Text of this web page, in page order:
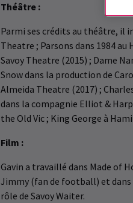
Théâtre :
Parmi ses crédits au théâtre, il
Theatre ; Parsons dans 1984
Savoy Theatre (2015) ; Dame
Snow dans la production de
Almeida Theatre (2017) ;
dans la compagnie Elliot &
the Old Vic ; King George à
Film :
Gavin a travaillé dans Made of
Jimmy (fan de football) et dans
rôle de Savoy Waiter.